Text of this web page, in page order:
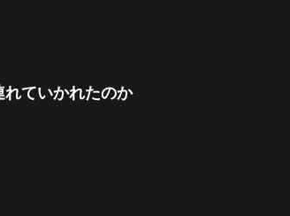
ていかれたのか